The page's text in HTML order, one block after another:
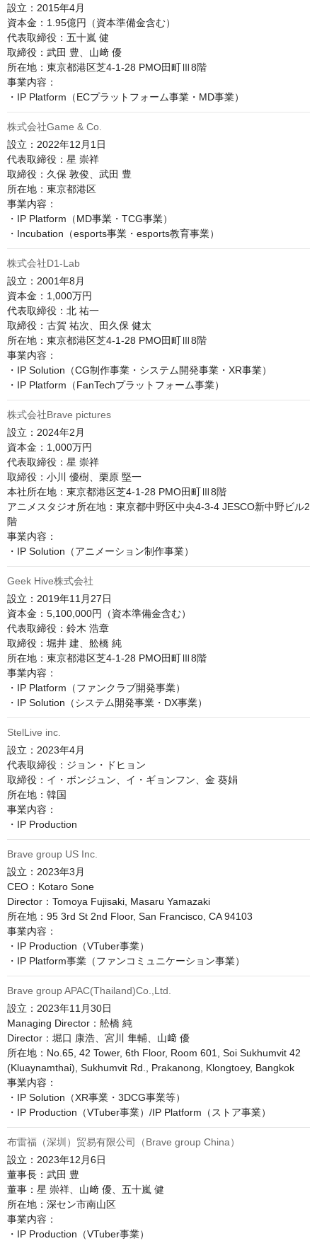
設立：2015年4月
資本金：1.95億円（資本準備金含む）
代表取締役：五十嵐 健
取締役：武田 豊、山﨑 優
所在地：東京都港区芝4-1-28 PMO田町Ⅲ8階
事業内容：
株式会社Game & Co.
設立：2022年12月1日
代表取締役：星 崇祥
取締役：久保 敦俊、武田 豊
所在地：東京都港区
事業内容：
・IP Platform（MD事業・TCG事業）
株式会社D1-Lab
設立：2001年8月
資本金：1,000万円
代表取締役：北 祐一
取締役：古賀 祐次、田久保 健太
所在地：東京都港区芝4-1-28 PMO田町Ⅲ8階
事業内容：
・IP Solution（CG制作事業・システム開発事業・XR事業）
・IP Platform（FanTechプラットフォーム事業）
株式会社Brave pictures
設立：2024年2月
資本金：1,000万円
代表取締役：星 崇祥
取締役：小川 優樹、栗原 堅一
本社所在地：東京都港区芝4-1-28 PMO田町Ⅲ8階
アニメスタジオ所在地：東京都中野区中央4-3-4 JESCO新中野ビル2
階
事業内容：
・IP Solution（アニメーション制作事業）
Geek Hive株式会社
設立：2019年11月27日
資本金：5,100,000円（資本準備金含む）
代表取締役：鈴木 浩章
取締役：堀井 建、舩橋 純
所在地：東京都港区芝4-1-28 PMO田町Ⅲ8階
事業内容：
・IP Platform（ファンクラブ開発事業）
StelLive inc.
設立：2023年4月
代表取締役：ジョン・ドヒョン
取締役：イ・ボンジュン、イ・ギョンフン、金 葵娟
所在地：韓国
事業内容：
Brave group US Inc.
設立：2023年3月
CEO：Kotaro Sone
Director：Tomoya Fujisaki, Masaru Yamazaki
所在地：95 3rd St 2nd Floor, San Francisco, CA 94103
事業内容：
・IP Production（VTuber事業）
Brave group APAC(Thailand)Co.,Ltd.
設立：2023年11月30日
Managing Director：舩橋 純
Director：堀口 康浩、宮川 隼輔、山﨑 優
所在地：No.65, 42 Tower, 6th Floor, Room 601, Soi Sukhumvit 42
(Kluaynamthai), Sukhumvit Rd., Prakanong, Klongtoey, Bangkok
事業内容：
・IP Solution（XR事業・3DCG事業等）
・IP Production（VTuber事業）/IP Platform（ストア事業）
布雷福（深圳）贸易有限公司（Brave group China）
設立：2023年12月6日
董事長：武田 豊
董事：星 崇祥、山﨑 優、五十嵐 健
所在地：深セン市南山区
事業内容：
・IP Production（VTuber事業）